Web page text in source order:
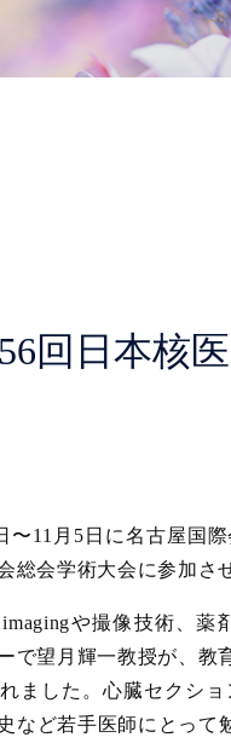
回日本核
〜11 月 5 日に名古屋国
総会学術大会に参加さ
imagingや撮像技術、薬
で望月輝一教授が、
ました。心臓セクショ
など若手医師にとって